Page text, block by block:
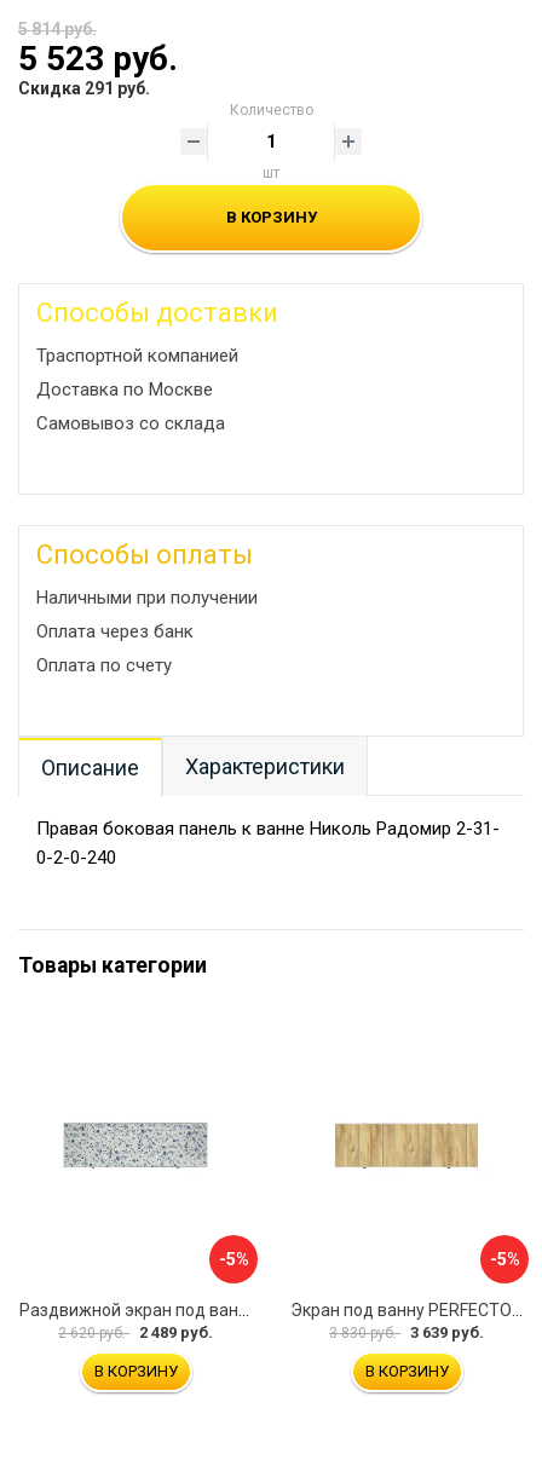
5 814 руб.
5 523 руб.
Скидка 291 руб.
Количество
шт
В КОРЗИНУ
Способы доставки
Траспортной компанией
Доставка по Москве
Самовывоз со склада
Способы оплаты
Наличными при получении
Оплата через банк
Оплата по счету
Описание Характеристики
Правая боковая панель к ванне Николь Радомир 2-31-
0-2-0-240
Товары категории
-5%
2 620 руб. 2 489 руб.
В КОРЗИНУ
-5%
3 830 руб. 3 639 руб.
В КОРЗИНУ